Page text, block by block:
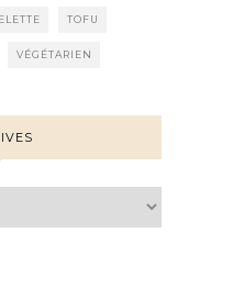
TOFU
VÉGÉTARIEN